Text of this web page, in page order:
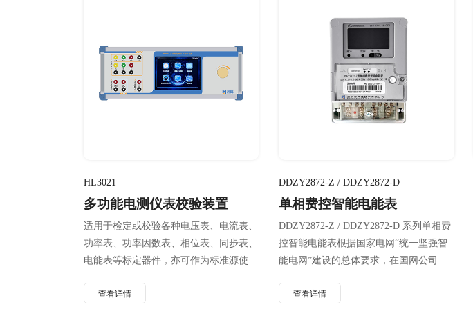
HL3021
多功能电测仪表校验装置
适用于检定或校验各种电压表、电流表、
功率表、功率因数表、相位表、同步表、
电能表等标定器件，亦可作为标准源使
查看详情
DDZY2872-Z / DDZY2872-D
单相费控智能电能表
DDZY2872-Z / DDZY2872-D 系列单相费
控智能电能表根据国家电网“统一坚强智
能电网”建设的总体要求，在国网公司智
代智能电能表，用于计量额定频率为
查看详情